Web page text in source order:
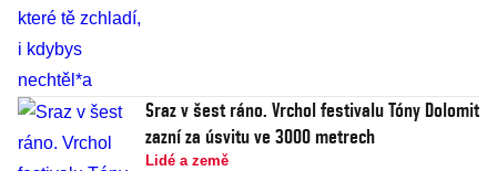
Sraz v šest ráno. Vrchol festivalu Tóny Dolomit
zazní za úsvitu ve 3000 metrech
Lidé a země